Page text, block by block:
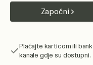
Započni
Plaćajte karticom ili
kanale gdje su dostupni.